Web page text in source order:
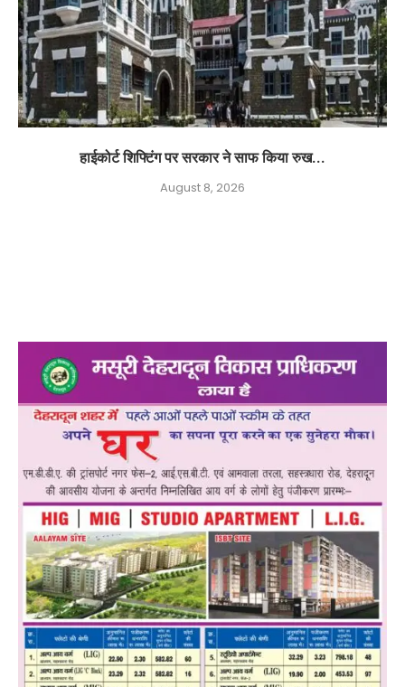
हाईकोर्ट शिफ्टिंग पर सरकार ने साफ किया रुख...
August 8, 2026